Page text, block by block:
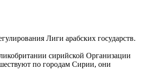
Лиги арабских государств.
сирийской Организации
по городам Сирии, они